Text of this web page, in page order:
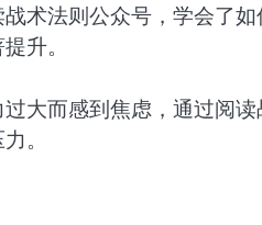
术法则公众号，学会了
升。
过大而感到焦虑，通过阅
。